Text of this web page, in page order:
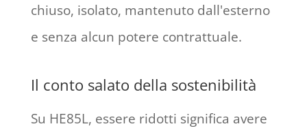
chiuso, isolato, mantenuto dall'esterno
e senza alcun potere contrattuale.
Il conto salato della sostenibilità
Su HE85L, essere ridotti significa avere